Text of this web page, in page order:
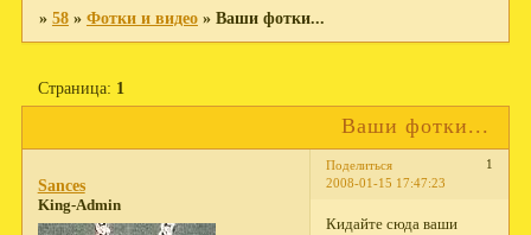
» 58 » Фотки и видео » Ваши фотки...
Ваши фотки...
Страница: 1
Поделиться
1
2008-01-15 17:47:23
Sances
King-Admin
Кидайте сюда ваши